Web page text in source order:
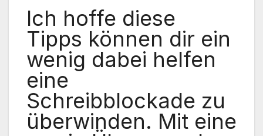
Ich hoffe diese
Tipps können dir ein
wenig dabei helfen
eine
Schreibblockade zu
überwinden. Mit eine